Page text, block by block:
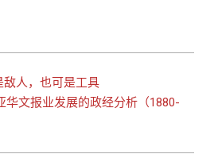
敌人，也可是工具
华文报业发展的政经分析（1880-